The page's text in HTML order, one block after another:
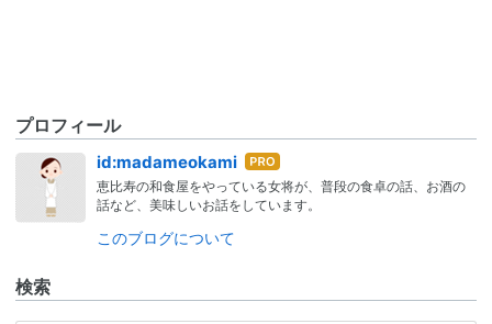
プロフィール
id:madameokami はて
なブ
ログ
恵比寿の和食屋をやっている女将が、普段の食卓の話、お酒の
話など、美味しいお話をしています。
このブログについて
検索